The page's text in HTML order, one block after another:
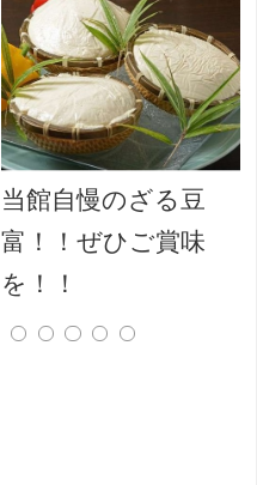
当館自慢のざる豆
富！！ぜひご賞味
を！！